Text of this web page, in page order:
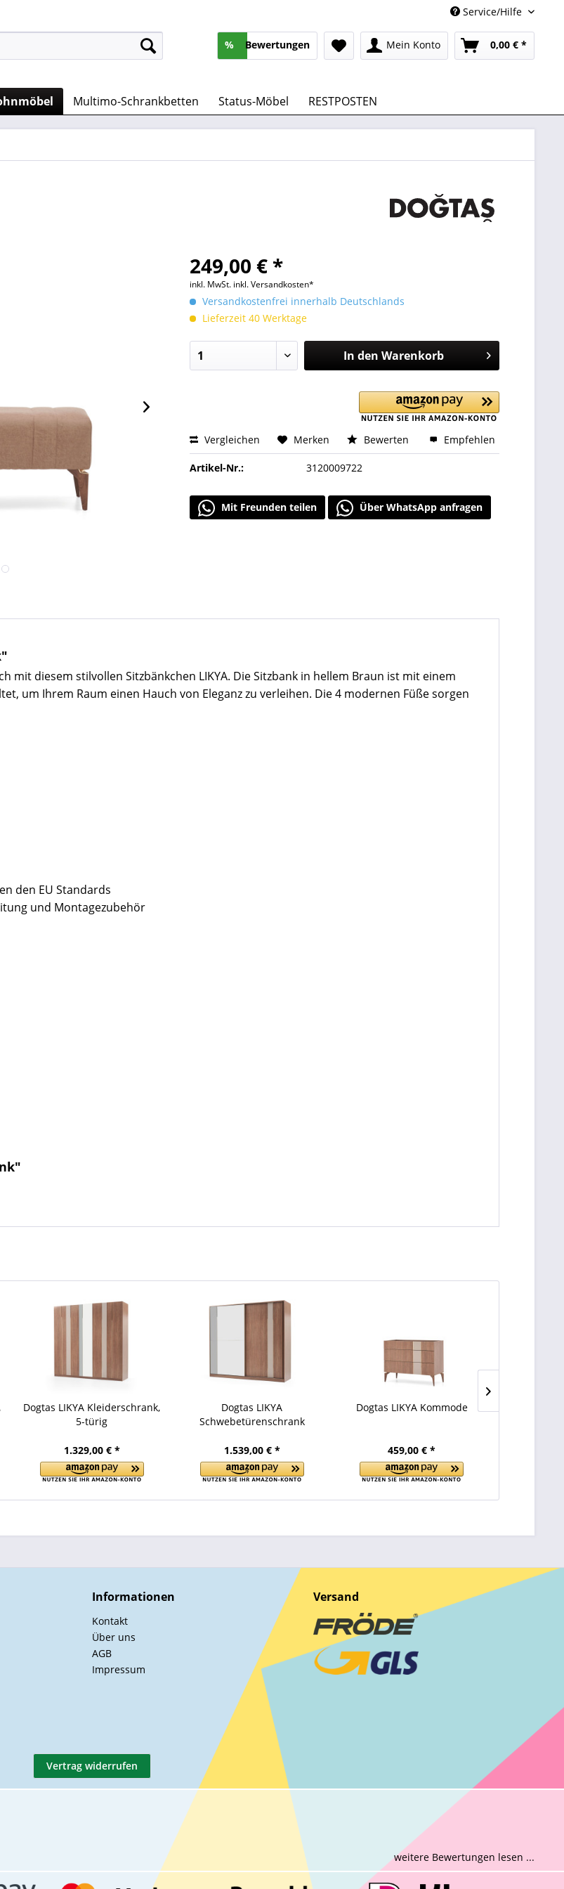
Service/Hilfe
% Bewertungen Mein Konto 0,00 € *
Multimo-Schrankbetten Status-Möbel RESTPOSTEN
249,00 € *
inkl. MwSt. inkl. Versandkosten*
Versandkostenfrei innerhalb Deutschlands
Lieferzeit 40 Werktage
In den Warenkorb
Vergleichen Merken Bewerten Empfehlen
Artikel-Nr.: 3120009722
Mit Freunden teilen Über WhatsApp anfragen
mit diesem stilvollen Sitzbänkchen LIKYA. Die Sitzbank in hellem Braun ist mit einem
um Ihrem Raum einen Hauch von Eleganz zu verleihen. Die 4 modernen Füße sorgen
den EU Standards
und Montagezubehör
Dogtas LIKYA Kleiderschrank,
5-türig
1.329,00 € *
Dogtas LIKYA
Schwebetürenschrank
1.539,00 € *
Dogtas LIKYA Kommode
459,00 € *
Informationen
Kontakt
Über uns
AGB
Impressum
Versand
Vertrag widerrufen
weitere Bewertungen lesen ...